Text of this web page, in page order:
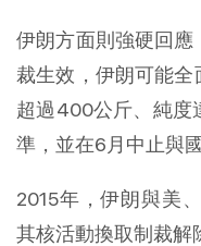
伊朗方面則強硬回
裁生效，伊朗可能
超過400公斤、純度
準，並在6月中止與
2015年，伊朗與美
其核活動換取制裁解